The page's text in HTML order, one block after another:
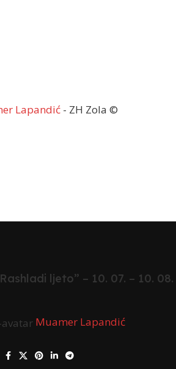
Lapandić - ZH Zola ©
ljeto” – 10. 07. – 10. 08.
Muamer Lapandić